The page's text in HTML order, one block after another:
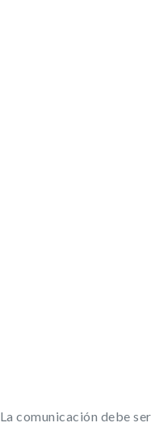
La comunicación debe